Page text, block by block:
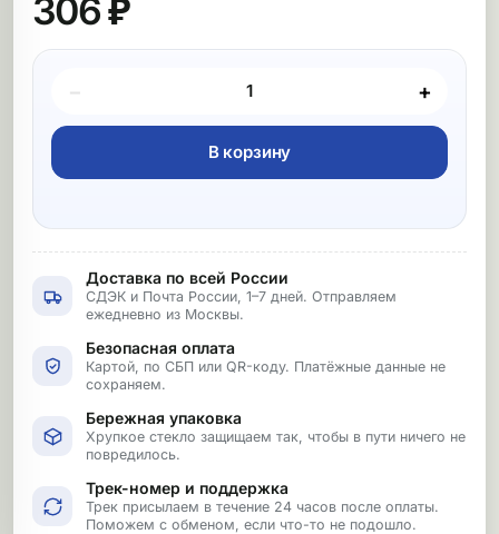
306 ₽
Покупка товара
− +
В корзину
Доставка по всей России
СДЭК и Почта России, 1–7 дней. Отправляем
ежедневно из Москвы.
Безопасная оплата
Картой, по СБП или QR-коду. Платёжные данные не
сохраняем.
Бережная упаковка
Хрупкое стекло защищаем так, чтобы в пути ничего не
повредилось.
Трек-номер и поддержка
Трек присылаем в течение 24 часов после оплаты.
Поможем с обменом, если что-то не подошло.